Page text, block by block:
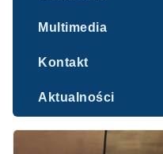
Multimedia
Kontakt
Aktualności